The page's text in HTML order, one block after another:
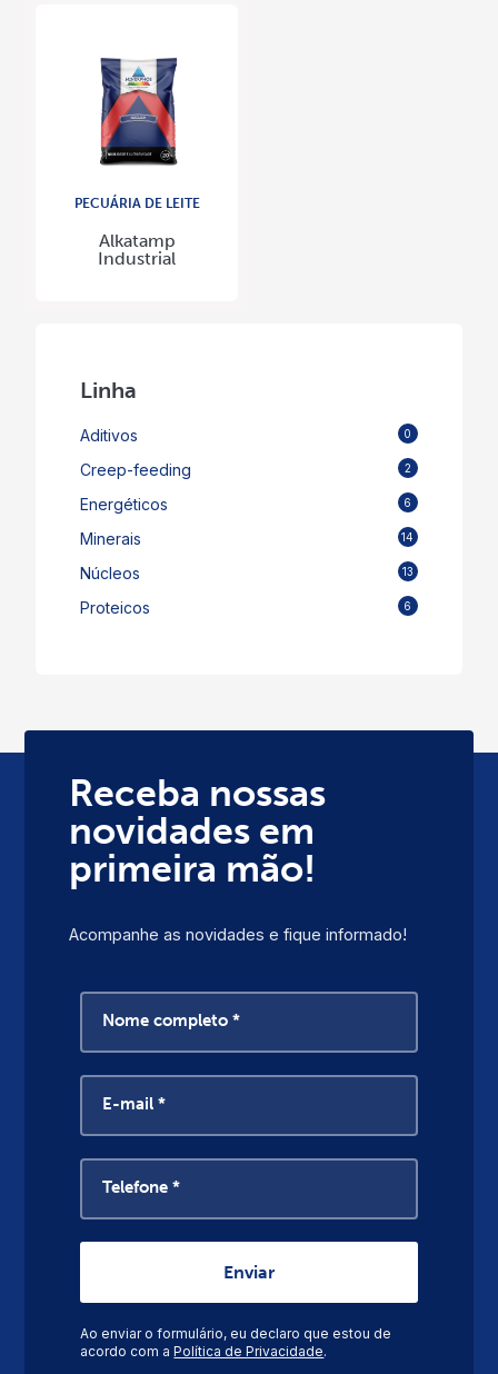
PECUÁRIA DE LEITE
Alkatamp
Industrial
Linha
Aditivos 0
Creep-feeding 2
Energéticos 6
Minerais 14
Núcleos 13
Proteicos 6
Receba nossas
novidades em
primeira mão!
Acompanhe as novidades e fique informado!
Nome completo *
E-mail *
Telefone *
Ao enviar o formulário, eu declaro que estou de
acordo com aPolítica de Privacidade.